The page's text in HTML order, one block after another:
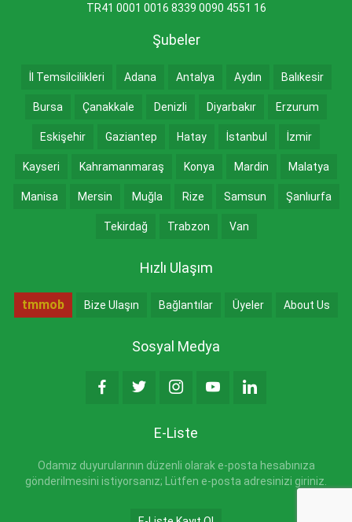
TR41 0001 0016 8339 0090 4551 16
Şubeler
İl Temsilcilikleri Adana Antalya Aydın Balıkesir
Bursa Çanakkale Denizli Diyarbakır Erzurum
Eskişehir Gaziantep Hatay İstanbul İzmir
Kayseri Kahramanmaraş Konya Mardin Malatya
Manisa Mersin Muğla Rize Samsun Şanlıurfa
Tekirdağ Trabzon Van
Hızlı Ulaşım
tmmob Bize Ulaşın Bağlantılar Üyeler About Us
Sosyal Medya
E-Liste
Odamız duyurularının düzenli olarak e-posta hesabınıza
gönderilmesini istiyorsanız; Lütfen e-posta adresinizi giriniz.